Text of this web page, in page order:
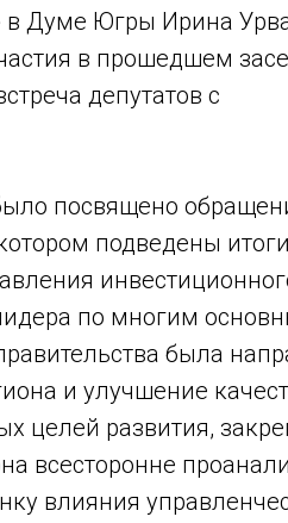
в Думе Югры Ирина
в прошедшем
депутатов с
посвящено
подведены
по многим
была
и улучшение
целей развития,
всесторонне
влияния